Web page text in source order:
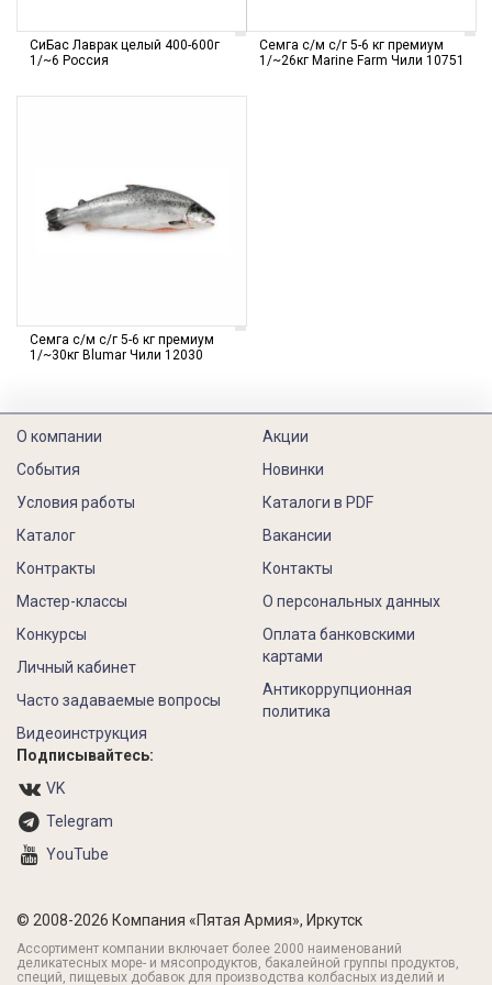
СиБас Лаврак целый 400-600г
1/~6 Россия
Семга с/м с/г 5-6 кг премиум
1/~26кг Marine Farm Чили 10751
Семга с/м с/г 5-6 кг премиум
1/~30кг Blumar Чили 12030
О компании
События
Условия работы
Каталог
Контракты
Акции
Новинки
Каталоги в PDF
Вакансии
Контакты
Мастер-классы
Конкурсы
Личный кабинет
Часто задаваемые вопросы
Видеоинструкция
О персональных данных
Оплата банковскими
картами
Антикоррупционная
политика
Подписывайтесь:
VK
Telegram
YouTube
© 2008-2026 Компания «Пятая Армия», Иркутск
Ассортимент компании включает более 2000 наименований
деликатесных море- и мясопродуктов, бакалейной группы продуктов,
специй, пищевых добавок для производства колбасных изделий и